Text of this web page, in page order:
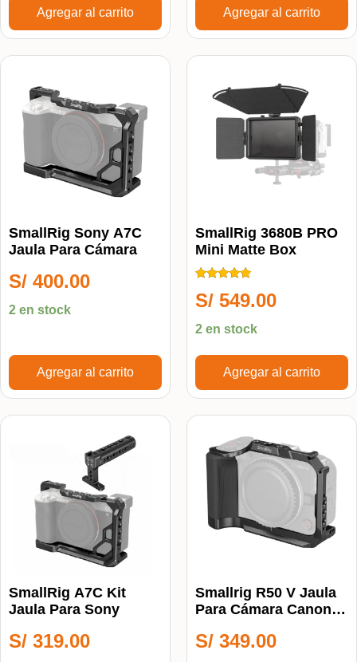
Agregar al carrito Agregar al carrito
SmallRig Sony A7C
Jaula Para Cámara
S/ 400.00
2 en stock
Agregar al carrito
SmallRig 3680B PRO
Mini Matte Box
5.00
de 5
S/ 549.00
2 en stock
Agregar al carrito
SmallRig A7C Kit
Jaula Para Sony
S/ 319.00
Smallrig R50 V Jaula
Para Cámara Canon
S/ 349.00